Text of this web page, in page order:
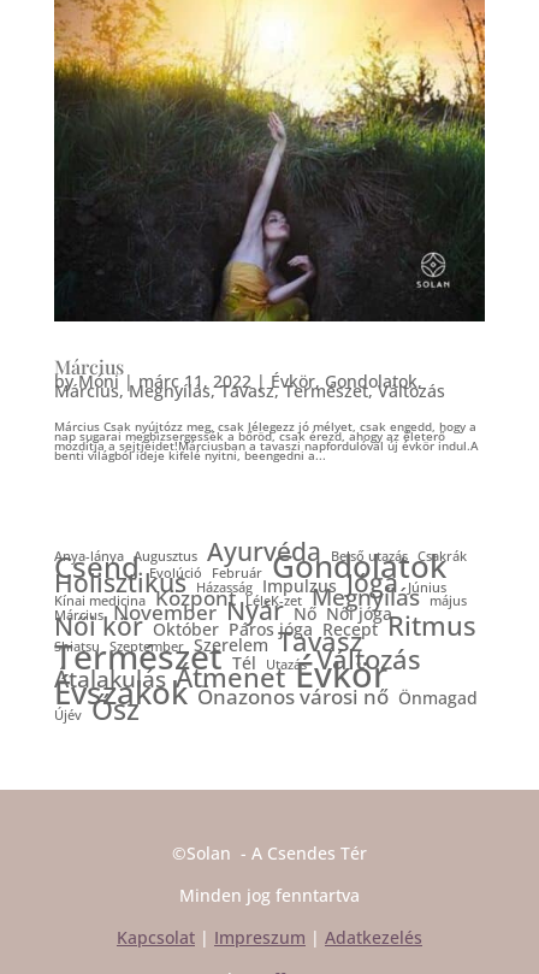
Március
byMóni| márc 11, 2022| Évkör, Gondolatok,
Március,Megnyílás,Tavasz,Természet,Változás
Március Csak nyújtózz meg, csak lélegezz jó mélyet, csak engedd, hogy a
nap sugarai megbizsergessék a bőröd, csak érezd, ahogy az életerő
mozdítja a sejtjeidet!Márciusban a tavaszi napfordulóval új évkör indul.A
benti világból ideje kifelé nyitni, beengedni a...
Anya-lánya Augusztus Ayurvéda Belső utazás Csakrák
Csend Evolúció Február Gondolatok
Holisztikus Házasság Impulzus Jóga Június
Kínai medicina Központ LéleK-zet Megnyílás
május
Március November Nyár Nő Női jóga
Női kör Október Páros jóga Recept Ritmus
Shiatsu Szeptember Szerelem Tavasz
Természet Tél Utazás Változás
Átalakulás Átmenet Évkör
Évszakok Önazonos városi nő Önmagad
Újév Ősz
©Solan - A Csendes Tér
Minden jog fenntartva
Kapcsolat| Impreszum | Adatkezelés